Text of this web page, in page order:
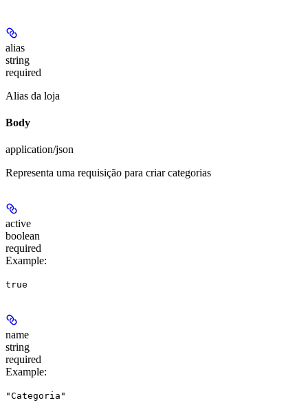
alias
string
required
Alias da loja
Body
application/json
Representa uma requisição para criar categorias
active
boolean
required
Example:
true
name
string
required
Example:
"Categoria"